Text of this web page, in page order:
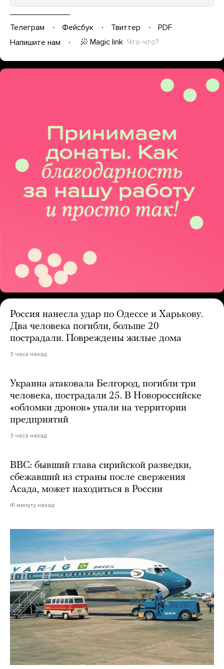
Телеграм Фейсбук Твиттер
PDF
Напишите нам
Magic link Что-что?
Россия нанесла удар по Одессе и Харькову.
Два человека погибли, больше 20
пострадали. Повреждены жилые дома
3 часа назад
Украина атаковала Белгород, погибли три
человека, пострадали 25. В Новороссийске
«обломки дронов» упали на территории
предприятий
3 часа назад
BBC: бывший глава сирийской разведки,
сбежавший из страны после свержения
Асада, может находиться в России
41 минуту назад